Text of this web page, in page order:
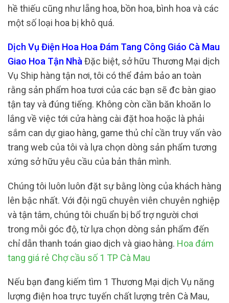
hề thiếu cũng như lẵng hoa, bồn hoa, bình hoa và các
một số loại hoa bị khô quá.
Dịch Vụ Điện Hoa Hoa Đám Tang Công Giáo Cà Mau
Giao Hoa Tận Nhà Đặc biệt, sở hữu Thương Mại dịch
Vụ Ship hàng tận nơi, tôi có thể đảm bảo an toàn
rằng sản phẩm hoa tươi của các bạn sẽ đc bàn giao
tận tay và đúng tiếng. Không còn cần băn khoăn lo
lắng về việc tới cửa hàng cài đặt hoa hoặc là phải
sắm can dự giao hàng, game thủ chỉ cần truy vấn vào
trang web của tôi và lựa chọn dòng sản phẩm tương
xứng sở hữu yêu cầu của bản thân mình.
Chúng tôi luôn luôn đặt sự bằng lòng của khách hàng
lên bậc nhất. Với đội ngũ chuyên viên chuyên nghiệp
và tận tâm, chúng tôi chuẩn bị bổ trợ người chơi
trong mỗi góc độ, từ lựa chọn dòng sản phẩm đến
chỉ dẫn thanh toán giao dịch và giao hàng. Hoa đám
tang giá rẻ Chợ cầu số 1 TP Cà Mau
Nếu bạn đang kiếm tìm 1 Thương Mại dịch Vụ năng
lượng điện hoa trực tuyến chất lượng trên Cà Mau,